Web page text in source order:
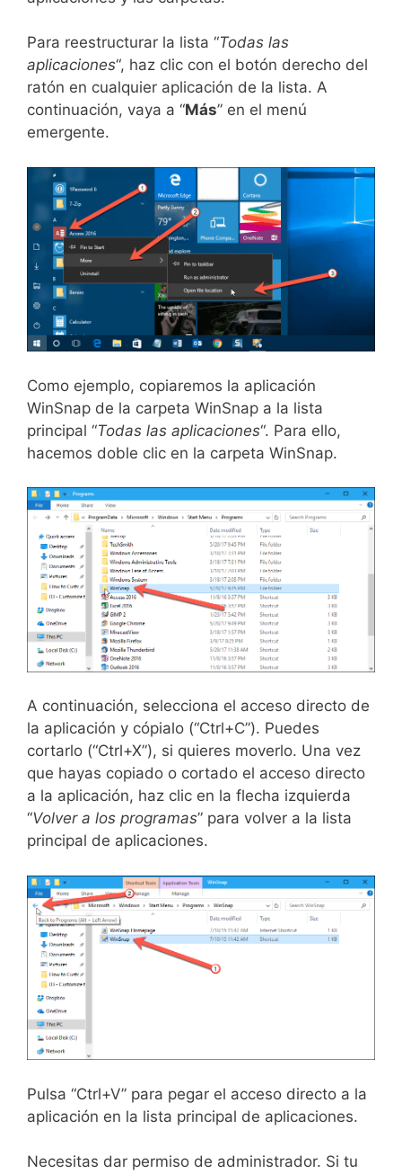
Para reestructurar la lista “Todas las
aplicaciones“, haz clic con el botón derecho del
ratón en cualquier aplicación de la lista. A
continuación, vaya a “Más” en el menú
emergente.
Como ejemplo, copiaremos la aplicación
WinSnap de la carpeta WinSnap a la lista
principal “Todas las aplicaciones“. Para ello,
hacemos doble clic en la carpeta WinSnap.
A continuación, selecciona el acceso directo de
la aplicación y cópialo (“Ctrl+C”). Puedes
cortarlo (“Ctrl+X”), si quieres moverlo. Una vez
que hayas copiado o cortado el acceso directo
a la aplicación, haz clic en la flecha izquierda
“Volver a los programas” para volver a la lista
principal de aplicaciones.
Pulsa “Ctrl+V” para pegar el acceso directo a la
aplicación en la lista principal de aplicaciones.
Necesitas dar permiso de administrador. Si tu